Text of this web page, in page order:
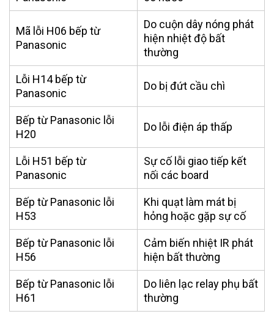
Mã lỗi H06 bếp từ
Panasonic
Do cuộn dây nóng phát
hiện nhiệt độ bất
thường
Lỗi H14 bếp từ
Panasonic
Do bị đứt cầu chì
Bếp từ Panasonic lỗi
H20
Do lỗi điện áp thấp
Lỗi H51 bếp từ
Panasonic
Sự cố lỗi giao tiếp kết
nối các board
Bếp từ Panasonic lỗi
H53
Khi quạt làm mát bị
hỏng hoặc gặp sự cố
Bếp từ Panasonic lỗi
H56
Cảm biến nhiệt IR phát
hiện bất thường
Bếp từ Panasonic lỗi
H61
Do liên lạc relay phụ bất
thường